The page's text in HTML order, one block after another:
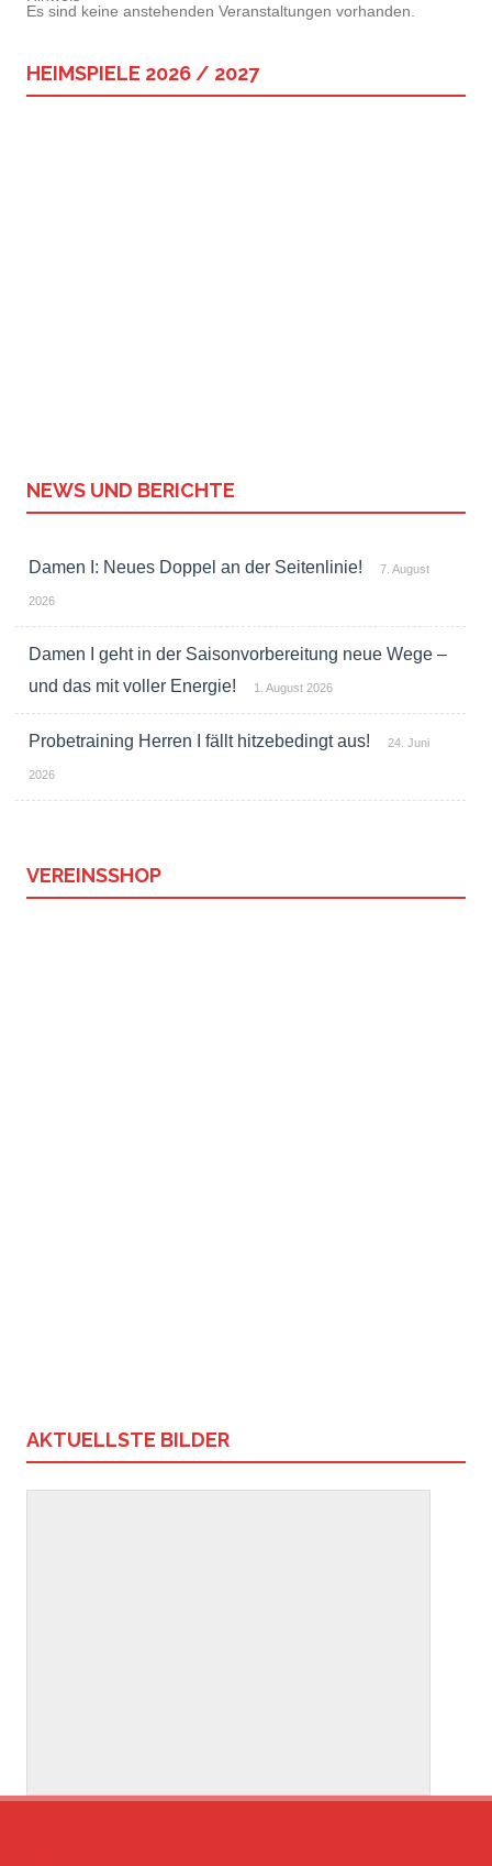
Es sind keine anstehenden Veranstaltungen vorhanden.
HEIMSPIELE 2026 / 2027
NEWS UND BERICHTE
Damen I: Neues Doppel an der Seitenlinie! 7. August
2026
Damen I geht in der Saisonvorbereitung neue Wege –
und das mit voller Energie!
1. August 2026
Probetraining Herren I fällt hitzebedingt aus! 24. Juni
2026
VEREINSSHOP
AKTUELLSTE BILDER